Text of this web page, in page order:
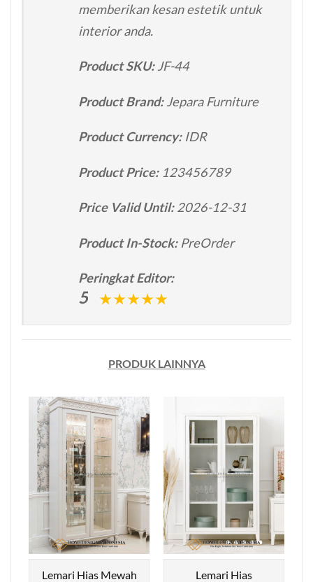
memberikan kesan estetik untuk
interior anda.
Product SKU:JF-44
Product Brand:Jepara Furniture
Product Currency: IDR
Product Price: 123456789
Price Valid Until:2026-12-31
Product In-Stock: PreOrder
Peringkat Editor:
5
PRODUK LAINNYA
Lemari Hias Mewah
Lemari Hias